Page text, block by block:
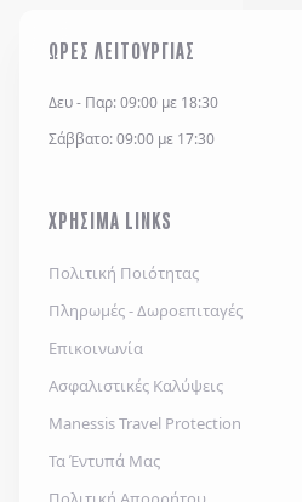
ΩΡΕΣ ΛΕΙΤΟΥΡΓΙΑΣ
Δευ - Παρ: 09:00 με 18:30
Σάββατο: 09:00 με 17:30
ΧΡΗΣΙΜΑ LINKS
Πολιτική Ποιότητας
Πληρωμές - Δωροεπιταγές
Επικοινωνία
Ασφαλιστικές Καλύψεις
Manessis Travel Protection
Τα Έντυπά Μας